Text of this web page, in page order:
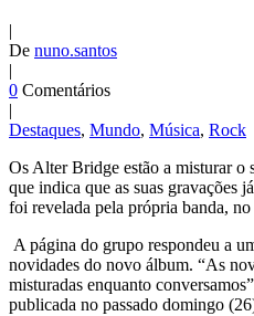
|
De nuno.santos
|
0 Comentários
|
Destaques, Mundo, Música, Rock
Os Alter Bridge estão a misturar o
que indica que as suas gravações
foi revelada pela própria banda, no
A página do grupo respondeu a
novidades do novo álbum. “As
misturadas enquanto
publicada no passado domingo